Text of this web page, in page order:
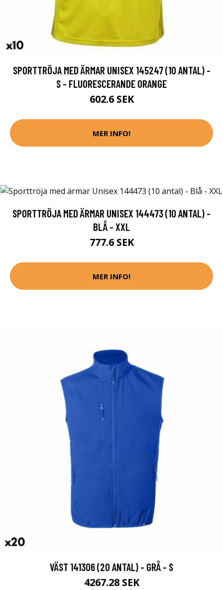
SPORTTRÖJA MED ÄRMAR UNISEX 145247 (10 ANTAL) -
S - FLUORESCERANDE ORANGE
602.6 SEK
MER INFO!
SPORTTRÖJA MED ÄRMAR UNISEX 144473 (10 ANTAL) -
BLÅ - XXL
777.6 SEK
MER INFO!
VÄST 141306 (20 ANTAL) - GRÅ - S
4267.28 SEK